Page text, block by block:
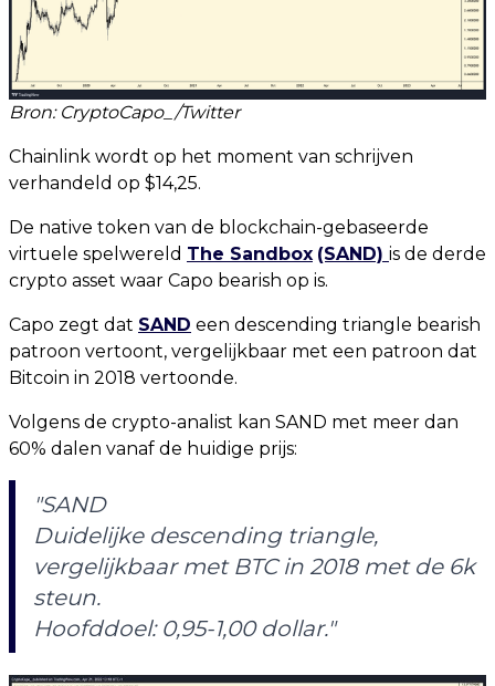
Bron: CryptoCapo_/Twitter
Chainlink wordt op het moment van schrijven
verhandeld op $14,25.
De native token van de blockchain-gebaseerde
virtuele spelwereld The Sandbox (SAND) is de derde
crypto asset waar Capo bearish op is.
Capo zegt dat SAND een descending triangle bearish
patroon vertoont, vergelijkbaar met een patroon dat
Bitcoin in 2018 vertoonde.
Volgens de crypto-analist kan SAND met meer dan
60% dalen vanaf de huidige prijs:
"SAND
Duidelijke descending triangle,
vergelijkbaar met BTC in 2018 met de 6k
steun.
Hoofddoel: 0,95-1,00 dollar."